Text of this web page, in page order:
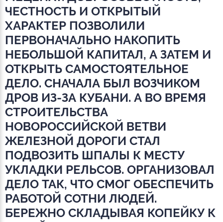
ЧЕСТНОСТЬ И ОТКРЫТЫЙ
ХАРАКТЕР ПОЗВОЛИЛИ
ПЕРВОНАЧАЛЬНО НАКОПИТЬ
НЕБОЛЬШОЙ КАПИТАЛ, А ЗАТЕМ И
ОТКРЫТЬ САМОСТОЯТЕЛЬНОЕ
ДЕЛО. СНАЧАЛА БЫЛ ВОЗЧИКОМ
ДРОВ ИЗ-ЗА КУБАНИ. А ВО ВРЕМЯ
СТРОИТЕЛЬСТВА
НОВОРОССИЙСКОЙ ВЕТВИ
ЖЕЛЕЗНОЙ ДОРОГИ СТАЛ
ПОДВОЗИТЬ ШПАЛЫ К МЕСТУ
УКЛАДКИ РЕЛЬСОВ. ОРГАНИЗОВАЛ
ДЕЛО ТАК, ЧТО СМОГ ОБЕСПЕЧИТЬ
РАБОТОЙ СОТНИ ЛЮДЕЙ.
БЕРЕЖНО СКЛАДЫВАЯ КОПЕЙКУ К